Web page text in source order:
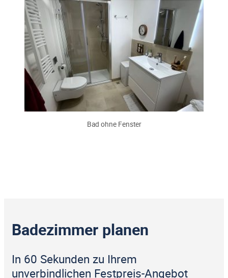
Bad ohne Fenster
Badezimmer planen
In 60 Sekunden zu Ihrem
unverbindlichen Festpreis-Angebot